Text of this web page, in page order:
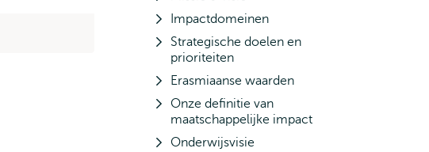
Impactdomeinen
Strategische doelen en
prioriteiten
Erasmiaanse waarden
Onze definitie van
maatschappelijke impact
Onderwijsvisie